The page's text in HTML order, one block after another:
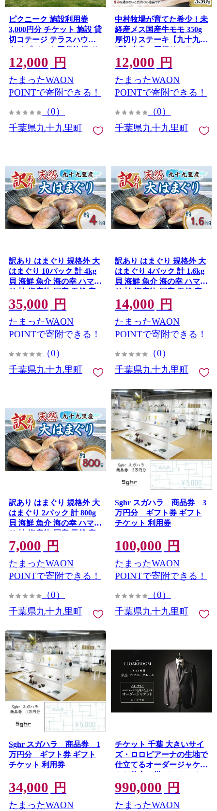
ピクニーク 施設利用券
3,000円分 チケット 施設 貸
切コテージ テラスハウス
タイプ ペット同伴旅行 ド
ッグラン付 バーベキュー
真亀海岸 千葉県 九十九里
町
12,000 円
たまったWAON
POINTで寄附できる！
（0）
千葉県九十九里町
中村牧場が育てた希少！未
経産メス国産牛モモ 350g
厚切りステーキ【九十九里
町】赤身の厚切りステー
キ！急速冷凍で鮮度そのま
まこだわりの逸品
12,000 円
たまったWAON
POINTで寄附できる！
（0）
千葉県九十九里町
訳あり はまぐり 規格外 大
はまぐり 10パック 計 4kg
貝 海鮮 魚介 海の幸 ハマグ
リ 蛤 海産物 国産 天然 産
地直送 千葉県 九十九里 九
十九里浜
35,000 円
たまったWAON
POINTで寄附できる！
（0）
千葉県九十九里町
訳あり はまぐり 規格外 大
はまぐり 4パック 計 1.6kg
貝 海鮮 魚介 海の幸 ハマグ
リ 蛤 海産物 国産 天然 産
地直送 千葉県 九十九里 九
十九里浜
14,000 円
たまったWAON
POINTで寄附できる！
（0）
千葉県九十九里町
訳あり はまぐり 規格外 大
はまぐり 2パック 計 800g
貝 海鮮 魚介 海の幸 ハマグ
リ 蛤 海産物 国産 天然 産
地直送 千葉県 九十九里 九
十九里浜
7,000 円
たまったWAON
POINTで寄附できる！
（0）
千葉県九十九里町
Sghr スガハラ 商品券 3
万円分 ギフト券 ギフト
チケット 利用券
100,000 円
たまったWAON
POINTで寄附できる！
（0）
千葉県九十九里町
Sghr スガハラ 商品券 1
万円分 ギフト券 ギフト
チケット 利用券
34,000 円
たまったWAON
チケット 千葉 大きいサイ
ズ・ロロピアーナの生地で
仕立てるオーダージャケッ
トお仕立て券 ジャケット
ファッション 仕立て オー
ダー 利用券 利用チケット
商品券 九十九里町 千葉県
990,000 円
たまったWAON